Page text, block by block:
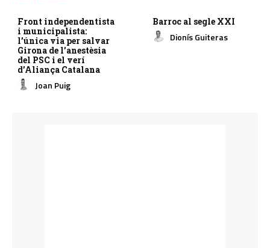
Front independentista
i municipalista:
l’única via per salvar
Girona de l’anestèsia
del PSC i el verí
d’Aliança Catalana
Joan Puig
Barroc al segle XXI
Dionís Guiteras